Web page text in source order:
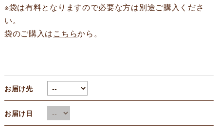
※袋は有料となりますので必要な方は別途ご購入くださ
い。
袋のご購入はこちらから。
お届け先
お届け日